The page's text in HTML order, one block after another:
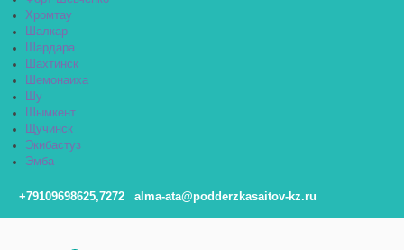
Хромтау
Шалкар
Шардара
Шахтинск
Шемонаиха
Шу
Шымкент
Щучинск
Экибастуз
Эмба
+79109698625,7272 alma-ata@podderzkasaitov-kz.ru